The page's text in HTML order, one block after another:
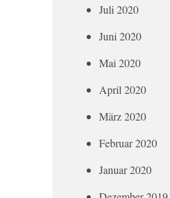
Juli 2020
Juni 2020
Mai 2020
April 2020
März 2020
Februar 2020
Januar 2020